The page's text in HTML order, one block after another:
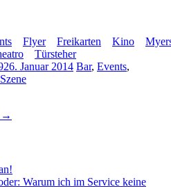
Flyer Freikarten Kino
Türsteher
26. Januar 2014 Bar, Events,
→
Warum ich im Service keine